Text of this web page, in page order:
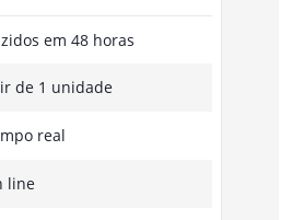
em 48 horas
de 1 unidade
real
line